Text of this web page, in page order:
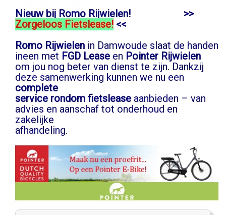
Nieuw bij Romo Rijwielen! >>
Zorgeloos Fietslease! <<
Romo Rijwielen in Damwoude slaat de handen
ineen met FGD Lease en Pointer Rijwielen
om jou nog beter van dienst te zijn. Dankzij
deze samenwerking kunnen we nu een
complete
service rondom fietslease aanbieden – van
advies en aanschaf tot onderhoud en
zakelijke
afhandeling.